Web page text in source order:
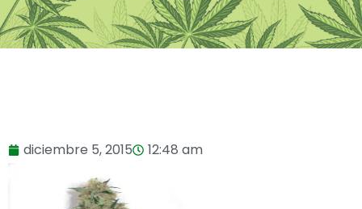
diciembre 5, 2015 12:48 am